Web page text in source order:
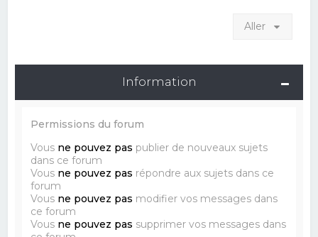
Aller
Information
Permissions du forum
Vous ne pouvez pas publier de nouveaux sujets
dans ce forum
Vous ne pouvez pas répondre aux sujets dans ce
forum
Vous ne pouvez pas modifier vos messages dans
ce forum
Vous ne pouvez pas supprimer vos messages dans